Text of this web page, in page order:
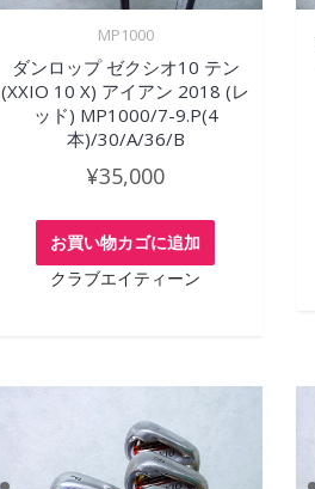
MP1000
ダンロップ ゼクシオ10 テン
(XXIO 10 X) アイアン 2018 (レ
ッド) MP1000/7-9.P(4
本)/30/A/36/B
¥35,000
お買い物カゴに追加
クラブエイティーン